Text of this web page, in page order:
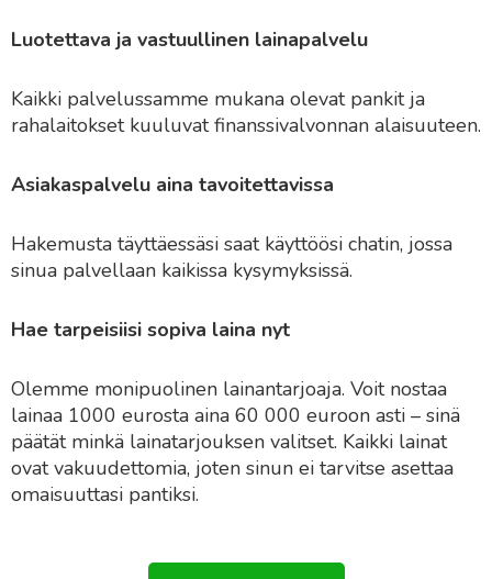
Luotettava ja vastuullinen lainapalvelu
Kaikki palvelussamme mukana olevat pankit ja
rahalaitokset kuuluvat finanssivalvonnan alaisuuteen.
Asiakaspalvelu aina tavoitettavissa
Hakemusta täyttäessäsi saat käyttöösi chatin, jossa
sinua palvellaan kaikissa kysymyksissä.
Hae tarpeisiisi sopiva laina nyt
Olemme monipuolinen lainantarjoaja. Voit nostaa
lainaa 1000 eurosta aina 60 000 euroon asti – sinä
päätät minkä lainatarjouksen valitset. Kaikki lainat
ovat vakuudettomia, joten sinun ei tarvitse asettaa
omaisuuttasi pantiksi.